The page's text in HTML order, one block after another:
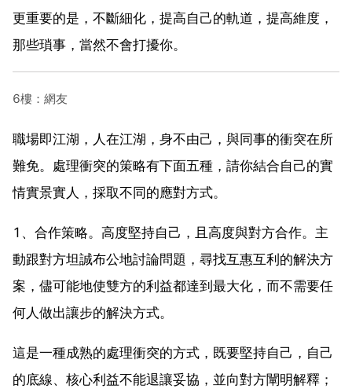
更重要的是，不斷細化，提高自己的軌道，提高維度，
那些瑣事，當然不會打擾你。
6樓：網友
職場即江湖，人在江湖，身不由己，與同事的衝突在所
難免。處理衝突的策略有下面五種，請你結合自己的實
情實景實人，採取不同的應對方式。
1、合作策略。高度堅持自己，且高度與對方合作。主
動跟對方坦誠布公地討論問題，尋找互惠互利的解決方
案，儘可能地使雙方的利益都達到最大化，而不需要任
何人做出讓步的解決方式。
這是一種成熟的處理衝突的方式，既要堅持自己，自己
的底線、核心利益不能退讓妥協，並向對方闡明解釋；